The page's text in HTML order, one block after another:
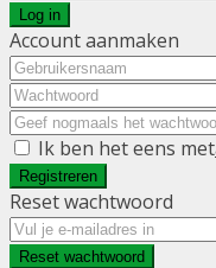
Log in
Account aanmaken
Ik ben het eens met
Registreren
Reset wachtwoord
Reset wachtwoord